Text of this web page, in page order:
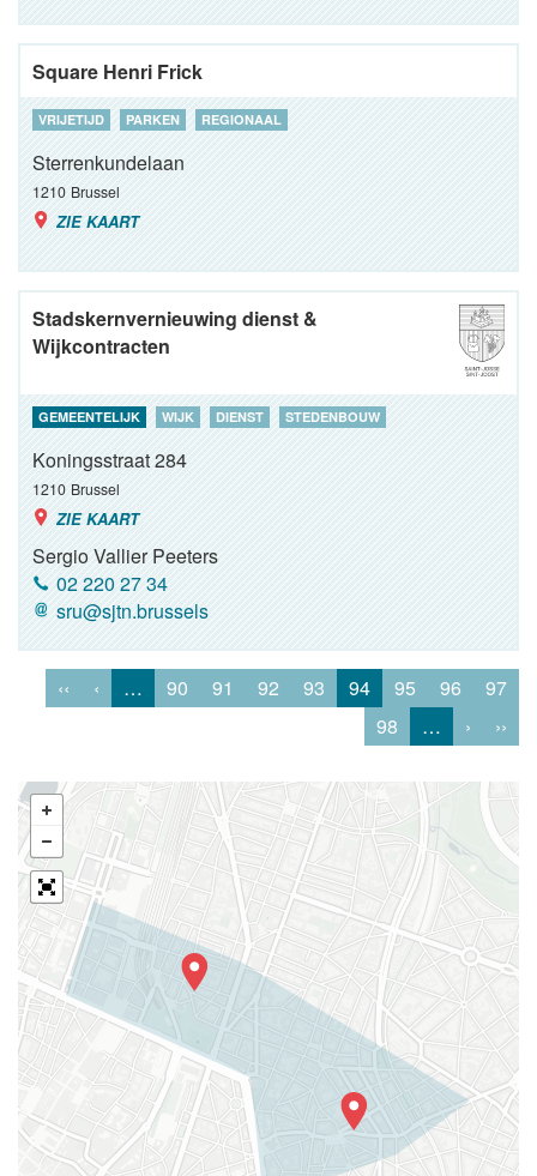
Square Henri Frick
VRIJETIJD PARKEN REGIONAAL
Sterrenkundelaan
1210 Brussel
ZIE KAART
Stadskernvernieuwing dienst &
Wijkcontracten
GEMEENTELIJK WIJK DIENST STEDENBOUW
Koningsstraat 284
1210 Brussel
ZIE KAART
Sergio Vallier Peeters
02 220 27 34
sru@sjtn.brussels
‹‹ ‹ … 90 91 92 93 94 95 96
97
98
… › ››